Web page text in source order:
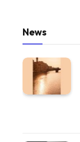
News